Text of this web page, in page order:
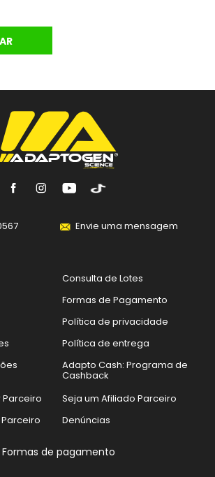
Envie uma mensagem
Consulta de Lotes
Formas de Pagamento
Política de privacidade
Política de entrega
Adapto Cash: Programa de
Cashback
Parceiro
Seja um Afiliado Parceiro
Denúncias
Formas de pagamento